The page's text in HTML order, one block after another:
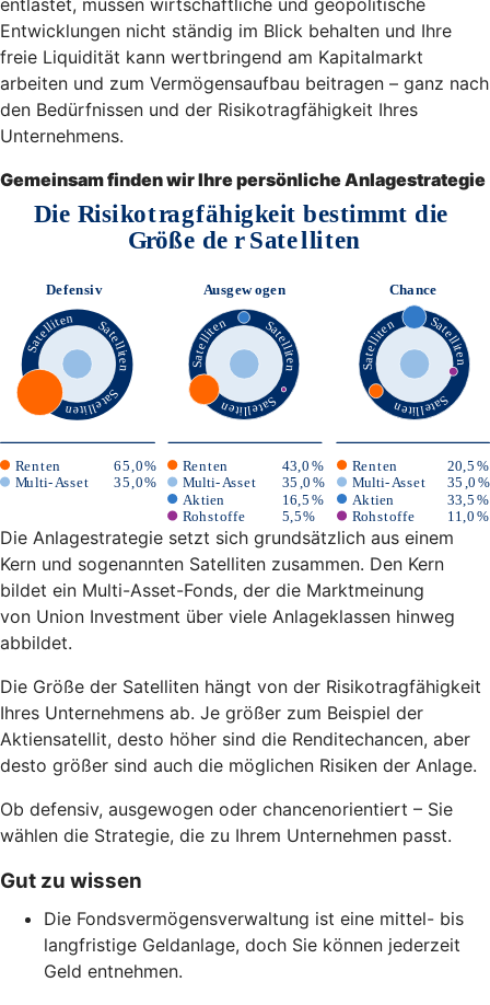
Entwicklungen nicht ständig im Blick behalten und Ihre
freie Liquidität kann wertbringend am Kapitalmarkt
arbeiten und zum Vermögensaufbau beitragen – ganz nach
den Bedürfnissen und der Risikotragfähigkeit Ihres
Unternehmens.
Gemeinsam finden wir Ihre persönliche Anlagestrategie
Die Anlagestrategie setzt sich grundsätzlich aus einem
Kern und sogenannten Satelliten zusammen. Den Kern
bildet ein Multi-Asset-Fonds, der die Marktmeinung
von Union Investment über viele Anlageklassen hinweg
abbildet.
Die Größe der Satelliten hängt von der Risikotragfähigkeit
Ihres Unternehmens ab. Je größer zum Beispiel der
Aktiensatellit, desto höher sind die Renditechancen, aber
desto größer sind auch die möglichen Risiken der Anlage.
Ob defensiv, ausgewogen oder chancenorientiert – Sie
wählen die Strategie, die zu Ihrem Unternehmen passt.
Gut zu wissen
Die Fondsvermögensverwaltung ist eine mittel- bis
langfristige Geldanlage, doch Sie können jederzeit
Geld entnehmen.